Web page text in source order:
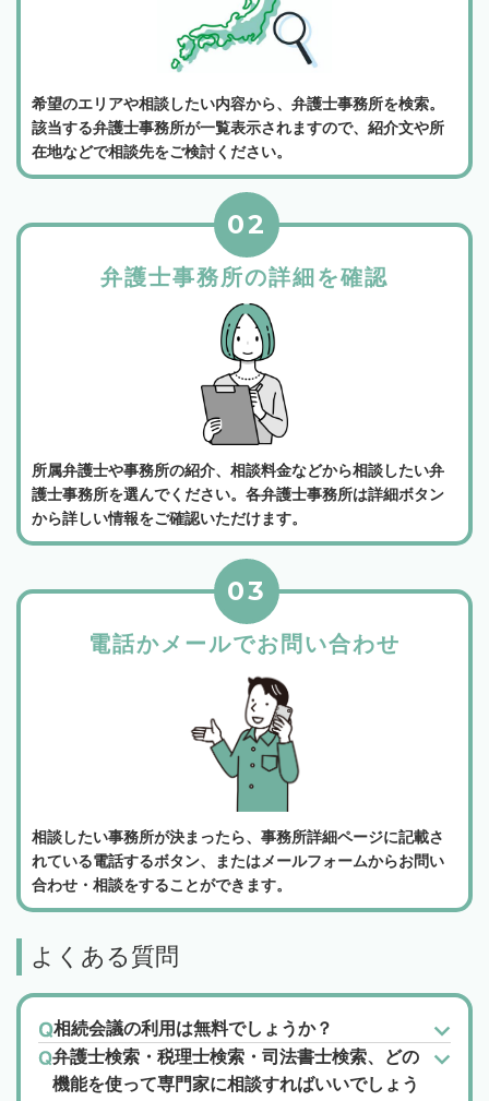
希望のエリアや相談したい内容から、弁護士事務所を検索。
該当する弁護士事務所が一覧表示されますので、紹介文や所
在地などで相談先をご検討ください。
弁護士事務所の詳細を確認
02
所属弁護士や事務所の紹介、相談料金などから相談したい弁
護士事務所を選んでください。各弁護士事務所は詳細ボタン
から詳しい情報をご確認いただけます。
電話かメールでお問い合わせ
03
相談したい事務所が決まったら、事務所詳細ページに記載さ
れている電話するボタン、またはメールフォームからお問い
合わせ・相談をすることができます。
よくある質問
相続会議の利用は無料でしょうか？
弁護士検索・税理士検索・司法書士検索、どの
機能を使って専門家に相談すればいいでしょう